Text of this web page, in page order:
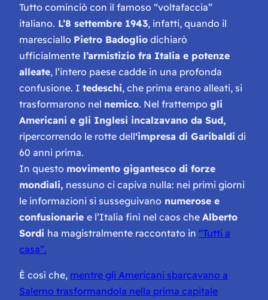
Tutto cominciò con il famoso “voltafaccia”
italiano. L’8 settembre 1943, infatti, quando il
maresciallo Pietro Badoglio dichiarò
ufficialmente l’armistizio fra Italia e potenze
alleate, l’intero paese cadde in una profonda
confusione. I tedeschi, che prima erano alleati, si
trasformarono nel nemico. Nel frattempo gli
Americani e gli Inglesi incalzavano da Sud,
ripercorrendo le rotte dell‘impresa di Garibaldi di
60 anni prima.
In questo movimento gigantesco di forze
mondiali, nessuno ci capiva nulla: nei primi giorni
le informazioni si susseguivano numerose e
confusionarie e l’Italia finì nel caos che Alberto
Sordi ha magistralmente raccontato in “Tutti a
casa”.
È così che, mentre gli Americani sbarcavano a
Salerno trasformandola nella prima capitale